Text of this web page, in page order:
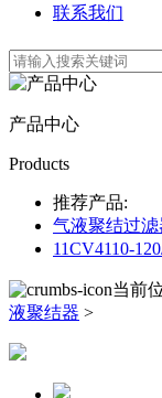
联系我们
产品中心
Products
推荐产品:
气液聚结过滤
11CV4110-
当前
液聚结器 >